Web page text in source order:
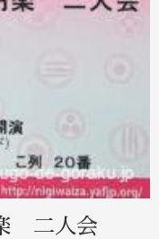
二人会